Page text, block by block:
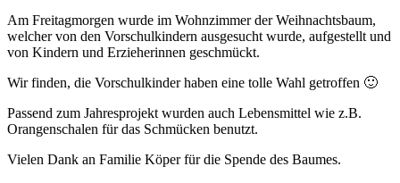
Am Freitagmorgen wurde im Wohnzimmer der Weihnachtsbaum,
welcher von den Vorschulkindern ausgesucht wurde, aufgestellt und
von Kindern und Erzieherinnen geschmückt.
Wir finden, die Vorschulkinder haben eine tolle Wahl getroffen 🙂
Passend zum Jahresprojekt wurden auch Lebensmittel wie z.B.
Orangenschalen für das Schmücken benutzt.
Vielen Dank an Familie Köper für die Spende des Baumes.